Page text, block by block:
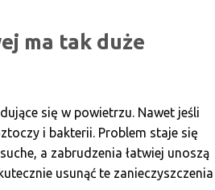
ma tak duże
się w powietrzu. Nawet jeśli
i bakterii. Problem staje się
a zabrudzenia łatwiej unoszą
usunąć te zanieczyszczenia